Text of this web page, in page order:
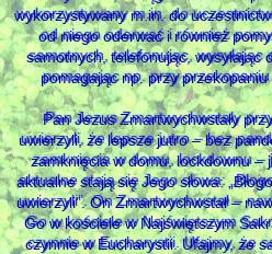
wykorzystywany m.in. do
od niego oderwać i również
samotnych, telefonując, wysyłając
pomagając np. przy
Pan Jezus Zmartwychwstały
uwierzyli, że lepsze jutro – bez
zamknięcia w domu, lockdownu –
aktualne stają się Jego słowa:
uwierzyli”. On Zmartwychwstał –
Go w kościele w Najświętszym
czynnie w Eucharystii. Ufajmy, że